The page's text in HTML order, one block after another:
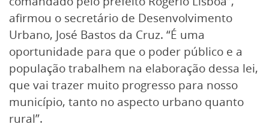
afirmou o secretário de Desenvolvimento
Urbano, José Bastos da Cruz. “É uma
oportunidade para que o poder público e a
população trabalhem na elaboração dessa lei,
que vai trazer muito progresso para nosso
município, tanto no aspecto urbano quanto
rural”.